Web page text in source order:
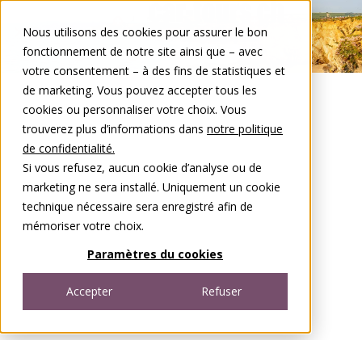
Nous utilisons des cookies pour assurer le bon
fonctionnement de notre site ainsi que – avec
votre consentement – à des fins de statistiques et
de marketing. Vous pouvez accepter tous les
cookies ou personnaliser votre choix. Vous
trouverez plus d’informations dans notre politique
de confidentialité.
Si vous refusez, aucun cookie d’analyse ou de
marketing ne sera installé. Uniquement un cookie
technique nécessaire sera enregistré afin de
mémoriser votre choix.
Paramètres du cookies
Accepter Refuser
Open menu